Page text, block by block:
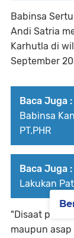
Babinsa
Andi Satria
Karhutla di
September
Baca Juga :
Babinsa
PT.PHR
Baca Juga :
Lakukan
"Disaat
maupun